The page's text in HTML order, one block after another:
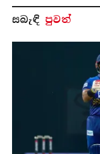
සබැ​ඳි පුවත්